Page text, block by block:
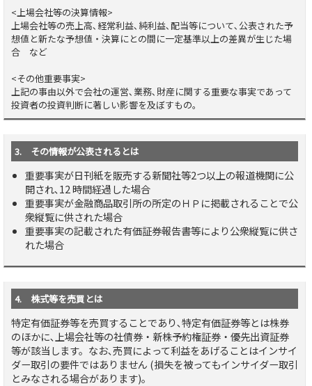
<上場会社等の決算情報>
上場会社等の売上高､経常利益､純利益､配当等について､公表された予
想値と新たな予想値・決算にとの間に一定基準以上の差異が生じた場
合 など
<その他重要事実>
上記の事由以外で会社の運営､業務､財産に関する重要な事実であって
投資者の投資判断に著しい影響を及ぼすもの。
3. その情報が公表されるとは
重要事実が日刊紙を販売する新聞社等2つ以上の報道機関に公
開され､12 時間経過した場合
重要事実が金融商品取引所の所定のＨＰに掲載されることで公
衆縦覧に供された場合
重要事実の記載された有価証券報告書等により公衆縦覧に供さ
れた場合
4. 株式等を売買とは
特定有価証券等を売買することであり､特定有価証券等とは株券
のほかに､上場会社等の社債券・新株予約権証券・優先出資証券
等が該当します。なお､売買によって利益をあげることはインサイ
ダー取引の要件ではありません (損失を被ってもインサイダー取引
とみなされる場合があります)。